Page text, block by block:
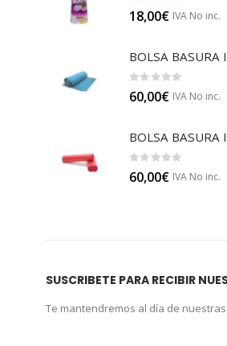
0 out of 5
18,00€ IVA No inc.
0out of 5
60,00€ IVA No inc.
0out of 5
60,00€ IVA No inc.
SUSCRIBETE PARA RECIBIR
Te mantendremos al día de